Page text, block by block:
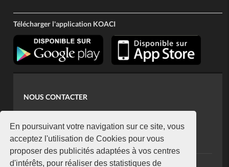
En poursuivant votre navigation sur ce site, vous
acceptez l'utilisation de Cookies pour vous
proposer des publicités adaptées à vos centres
d'intérêts, pour réaliser des statistiques de
Télécharger l'application KOACI
NOUS CONTACTER
koaci@yahoo.fr
+225 07 08 85 52 93